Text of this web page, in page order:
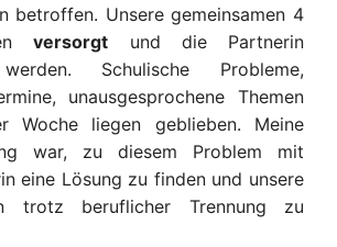
betroffen. Unsere gemeinsamen 4
versorgt
und die Partnerin
. Schulische Probleme,
unausgesprochene Themen
Woche liegen geblieben. Meine
war, zu diesem Problem mit
eine Lösung zu finden und unsere
trotz beruflicher Trennung zu